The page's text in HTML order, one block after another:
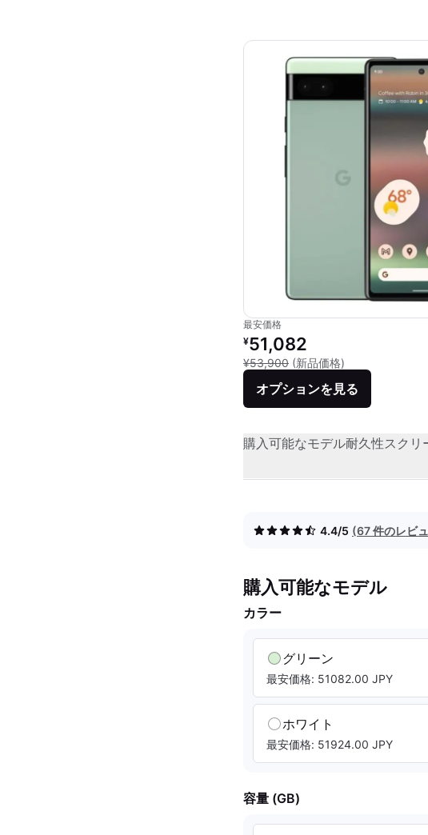
最安価格
リファービッシュ品の価格：
¥51,082
¥53,900 (新品価格)
オプションを見る
購入可能なモデル耐久性スクリ
4.4/5 (67 件のレビ
購入可能なモデル
カラー
グリーン
最安価格: 51082.00 JPY
ホワイト
最安価格: 51924.00 JPY
容量 (GB)